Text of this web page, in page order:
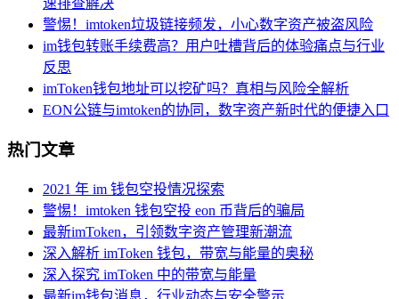
速排查解决
警惕！imtoken垃圾链接频发，小心数字资产被盗风险
im钱包转账手续费高？用户吐槽背后的体验痛点与行业
反思
imToken钱包地址可以挖矿吗？真相与风险全解析
EON公链与imtoken的协同，数字资产新时代的便捷入口
热门文章
2021 年 im 钱包空投情况探索
警惕！imtoken 钱包空投 eon 币背后的骗局
最新imToken，引领数字资产管理新潮流
深入解析 imToken 钱包，带宽与能量的奥秘
深入探究 imToken 中的带宽与能量
最新im钱包消息，行业动态与安全警示